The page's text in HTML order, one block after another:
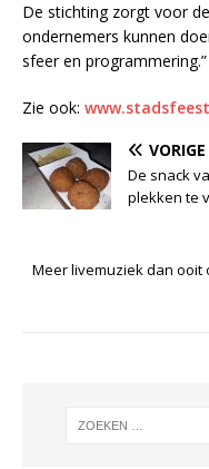
De stichting zorgt voor
ondernemers kunnen
sfeer en programmering.”
Zie ook:
VORIGE
De snack
plekken te
Meer livemuziek dan